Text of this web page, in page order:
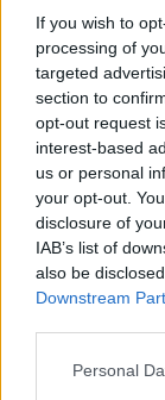
If you wish to
processing of
targeted
section to
opt-out request
interest-based
us or personal
your opt-out.
disclosure of
IAB’s list of
also be
Downstream
Personal